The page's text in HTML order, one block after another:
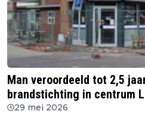
Man veroordeeld tot 2,5
brandstichting in centrum
29 mei 2026